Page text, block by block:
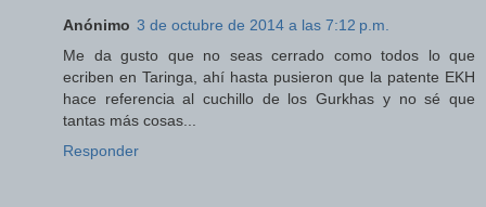
Anónimo 3 de octubre de 2014 a las 7:12 p.m.
Me da gusto que no seas cerrado como todos lo que
ecriben en Taringa, ahí hasta pusieron que la patente EKH
hace referencia al cuchillo de los Gurkhas y no sé que
tantas más cosas...
Responder